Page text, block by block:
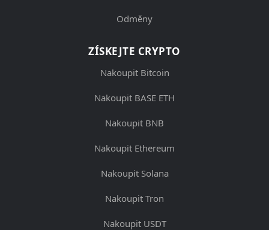
Odměny
ZÍSKEJTE CRYPTO
Nakoupit Bitcoin
Nakoupit BASE ETH
Nakoupit BNB
Nakoupit Ethereum
Nakoupit Solana
Nakoupit Tron
Nakoupit USDT